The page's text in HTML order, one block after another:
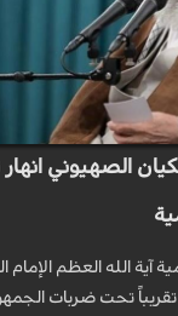
الصهيوني
آية الله العظم
تقريباً تحت ضربات